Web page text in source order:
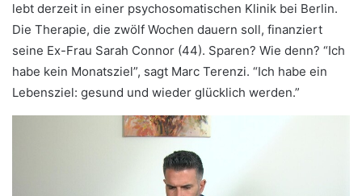
lebt derzeit in einer psychosomatischen Klinik bei Berlin.
Die Therapie, die zwölf Wochen dauern soll, finanziert
seine Ex-Frau Sarah Connor (44). Sparen? Wie denn? “Ich
habe kein Monatsziel”, sagt Marc Terenzi. “Ich habe ein
Lebensziel: gesund und wieder glücklich werden.”